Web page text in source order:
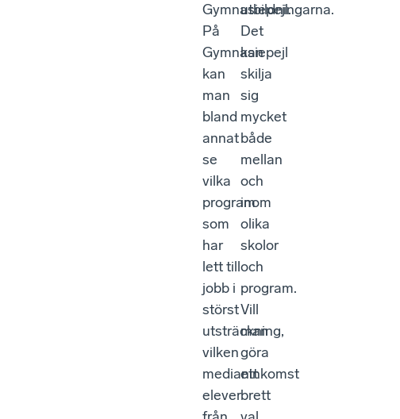
Gymnasiepejl.
På
Gymnasiepejl
kan
man
bland
annat
se
vilka
program
som
har
lett till
jobb i
störst
utsträckning,
vilken
medianinkomst
elever
utbildningarna.
Det
kan
skilja
sig
mycket
både
mellan
och
inom
olika
skolor
och
program.
Vill
man
göra
ett
brett